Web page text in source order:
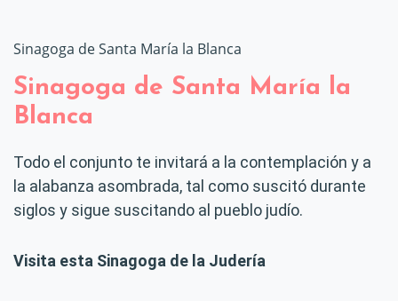
Sinagoga de Santa María la Blanca
Sinagoga de Santa María la
Blanca
Todo el conjunto te invitará a la contemplación y a
la alabanza asombrada, tal como suscitó durante
siglos y sigue suscitando al pueblo judío.
Visita esta Sinagoga de la Judería